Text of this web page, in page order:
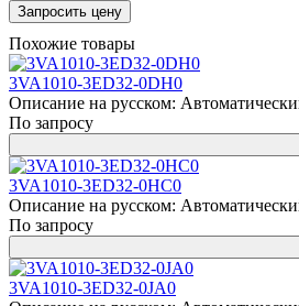
Запросить цену
Похожие товары
3VA1010-3ED32-0DH0
Описание на русском:
По запросу
3VA1010-3ED32-0HC0
Описание на русском:
По запросу
3VA1010-3ED32-0JA0